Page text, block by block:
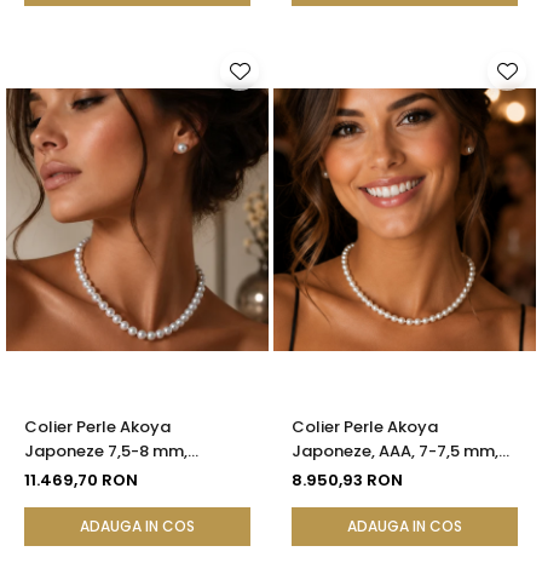
Colier Perle Akoya
Japoneze 7,5-8 mm,
Calitate AAA, Închizătoare
11.469,70 RON
ADAUGA IN COS
Colier Perle Akoya
Japoneze, AAA, 7-7,5 mm,
Aur Alb 14K | KASKADDA®
8.950,93 RON
ADAUGA IN COS